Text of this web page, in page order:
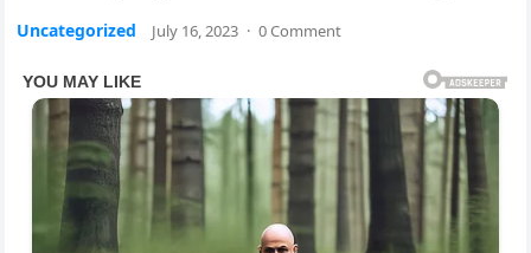
Uncategorized July 16, 2023 · 0 Comment